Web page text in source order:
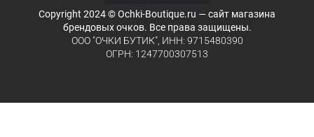
Copyright 2024 © Ochki-Boutique.ru — сайт магазина
брендовых очков. Все права защищены.
ООО "ОЧКИ БУТИК", ИНН: 9715480390
ОГРН: 1247700307513